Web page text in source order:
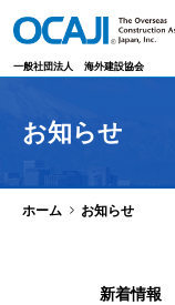
一般社団法人 海外建設協会
お知らせ
ホーム > お知らせ
新着情報